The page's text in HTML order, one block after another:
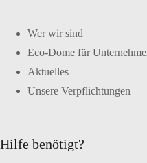
Wer wir sind
Eco-Dome für
Aktuelles
Unsere Verpflichtungen
Hilfe benötigt?